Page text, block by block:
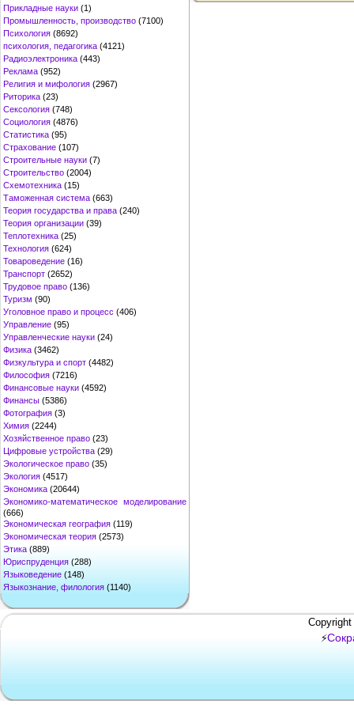
Прикладные науки (1)
Промышленность, производство (7100)
Психология (8692)
психология, педагогика (4121)
Радиоэлектроника (443)
Реклама (952)
Религия и мифология (2967)
Риторика (23)
Сексология (748)
Социология (4876)
Статистика (95)
Страхование (107)
Строительные науки (7)
Строительство (2004)
Схемотехника (15)
Таможенная система (663)
Теория государства и права (240)
Теория организации (39)
Теплотехника (25)
Технология (624)
Товароведение (16)
Транспорт (2652)
Трудовое право (136)
Туризм (90)
Уголовное право и процесс (406)
Управление (95)
Управленческие науки (24)
Физика (3462)
Физкультура и спорт (4482)
Философия (7216)
Финансовые науки (4592)
Финансы (5386)
Фотография (3)
Химия (2244)
Хозяйственное право (23)
Цифровые устройства (29)
Экологическое право (35)
Экология (4517)
Экономика (20644)
Экономико-математическое моделирование
(666)
Экономическая география (119)
Экономическая теория (2573)
Этика (889)
Юриспруденция (288)
Языковедение (148)
Языкознание, филология (1140)
⚡